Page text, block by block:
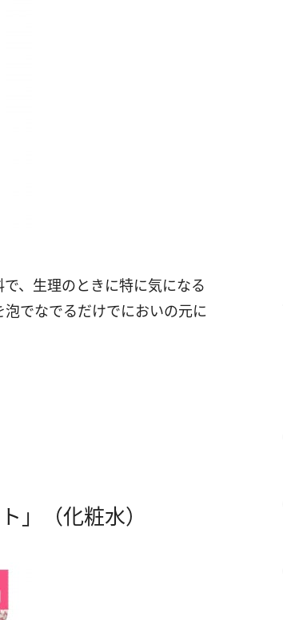
、生理のときに特に気になる
でなでるだけでにおいの元に
」（化粧水）